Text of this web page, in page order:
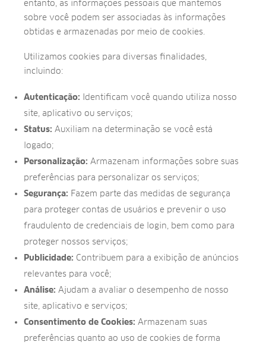
entanto, as informações pessoais que mantemos
sobre você podem ser associadas às informações
obtidas e armazenadas por meio de cookies.
Utilizamos cookies para diversas finalidades,
incluindo:
Autenticação: Identificam você quando utiliza nosso
site, aplicativo ou serviços;
Status: Auxiliam na determinação se você está
logado;
Personalização: Armazenam informações sobre suas
preferências para personalizar os serviços;
Segurança: Fazem parte das medidas de segurança
para proteger contas de usuários e prevenir o uso
fraudulento de credenciais de login, bem como para
proteger nossos serviços;
Publicidade: Contribuem para a exibição de anúncios
relevantes para você;
Análise: Ajudam a avaliar o desempenho de nosso
site, aplicativo e serviços;
Consentimento de Cookies: Armazenam suas
preferências quanto ao uso de cookies de forma